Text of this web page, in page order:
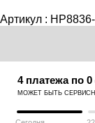
Артикул :
4 платежа по 0
МОЖЕТ БЫТЬ